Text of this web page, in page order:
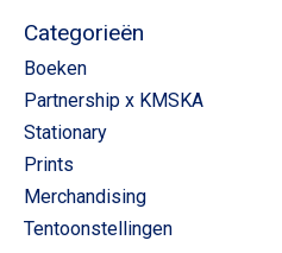
Categorieën
Boeken
Partnership x KMSKA
Stationary
Prints
Merchandising
Tentoonstellingen